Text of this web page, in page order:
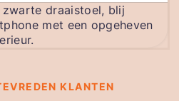
KLANTEN